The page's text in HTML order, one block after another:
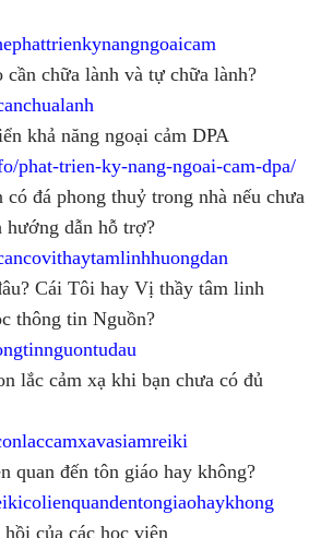
chữa lành và tự chữa lành?
khả năng ngoại cảm DPA
phat-trien-ky-nang-ngoai-cam-dpa/
đá phong thuỷ trong nhà nếu chưa
dẫn hỗ trợ?
Cái Tôi hay Vị thầy tâm linh
thông tin Nguồn?
lắc cảm xạ khi bạn chưa có đủ
quan đến tôn giáo hay không?
của các học viên